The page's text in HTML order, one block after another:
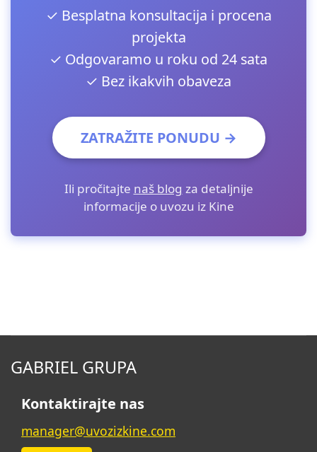
✓ Besplatna konsultacija i procena
projekta
✓ Odgovaramo u roku od 24 sata
✓ Bez ikakvih obaveza
ZATRAŽITE PONUDU →
Ili pročitajte naš blog za detaljnije
informacije o uvozu iz Kine
GABRIEL GRUPA
Kontaktirajte nas
manager@uvozizkine.com